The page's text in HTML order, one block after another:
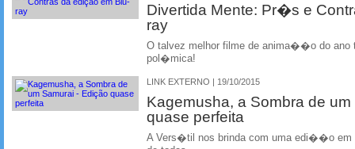
Divertida Mente: Pr�s e
ray
O talvez melhor filme de anima��o do
pol�mica!
LINK EXTERNO | 19/10/2015
Kagemusha, a Sombra de
quase perfeita
A Vers�til nos brinda com uma edi��o